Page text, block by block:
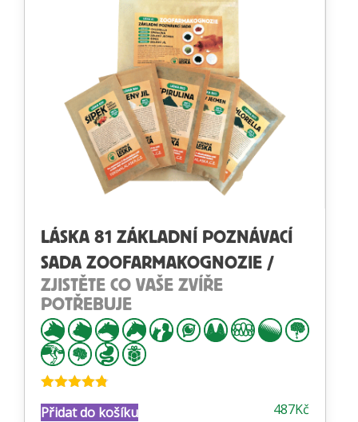
LÁSKA 81 ZÁKLADNÍ POZNÁVACÍ
SADA ZOOFARMAKOGNOZIE /
ZJISTĚTE CO VAŠE ZVÍŘE
POTŘEBUJE
4.74z 5 487Kč
Přidat do košíku